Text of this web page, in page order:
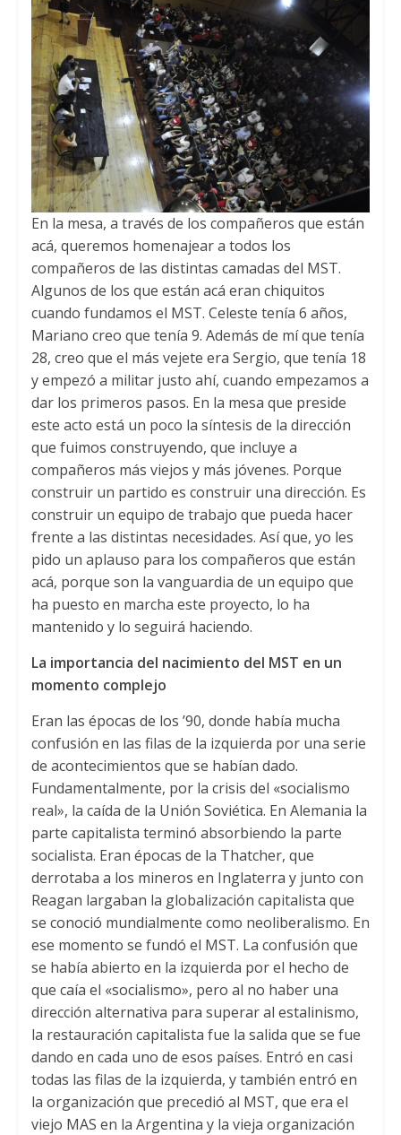
En la mesa, a través de los compañeros que están
acá, queremos homenajear a todos los
compañeros de las distintas camadas del MST.
Algunos de los que están acá eran chiquitos
cuando fundamos el MST. Celeste tenía 6 años,
Mariano creo que tenía 9. Además de mí que tenía
28, creo que el más vejete era Sergio, que tenía 18
y empezó a militar justo ahí, cuando empezamos a
dar los primeros pasos. En la mesa que preside
este acto está un poco la síntesis de la dirección
que fuimos construyendo, que incluye a
compañeros más viejos y más jóvenes. Porque
construir un partido es construir una dirección. Es
construir un equipo de trabajo que pueda hacer
frente a las distintas necesidades. Así que, yo les
pido un aplauso para los compañeros que están
acá, porque son la vanguardia de un equipo que
ha puesto en marcha este proyecto, lo ha
mantenido y lo seguirá haciendo.
La importancia del nacimiento del MST en un
momento complejo
Eran las épocas de los ’90, donde había mucha
confusión en las filas de la izquierda por una serie
de acontecimientos que se habían dado.
Fundamentalmente, por la crisis del «socialismo
real», la caída de la Unión Soviética. En Alemania la
parte capitalista terminó absorbiendo la parte
socialista. Eran épocas de la Thatcher, que
derrotaba a los mineros en Inglaterra y junto con
Reagan largaban la globalización capitalista que
se conoció mundialmente como neoliberalismo. En
ese momento se fundó el MST. La confusión que
se había abierto en la izquierda por el hecho de
que caía el «socialismo», pero al no haber una
dirección alternativa para superar al estalinismo,
la restauración capitalista fue la salida que se fue
dando en cada uno de esos países. Entró en casi
todas las filas de la izquierda, y también entró en
la organización que precedió al MST, que era el
viejo MAS en la Argentina y la vieja organización